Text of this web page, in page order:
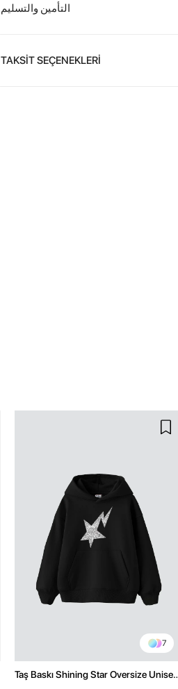
التأمين والتسليم
TAKSİT SEÇENEKLERİ
7
Taş Baskı Shining Star Oversize Unisex